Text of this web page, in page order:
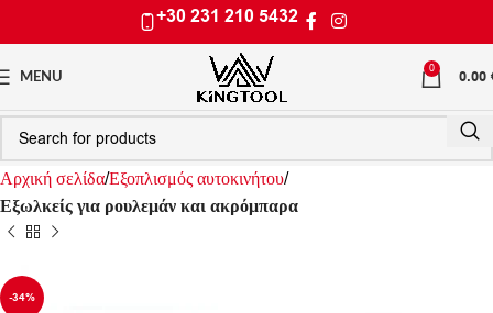
+30 231 210 5432
MENU
0 0.00
Αρχική σελίδαΕξοπλισμός αυτοκινήτου
Еξωλκείς για ρουλεμάν και ακρόμπαρα
-34%